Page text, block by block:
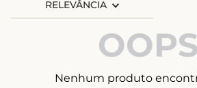
RELEVÂNCIA
Nenhum produto
calcinha alta